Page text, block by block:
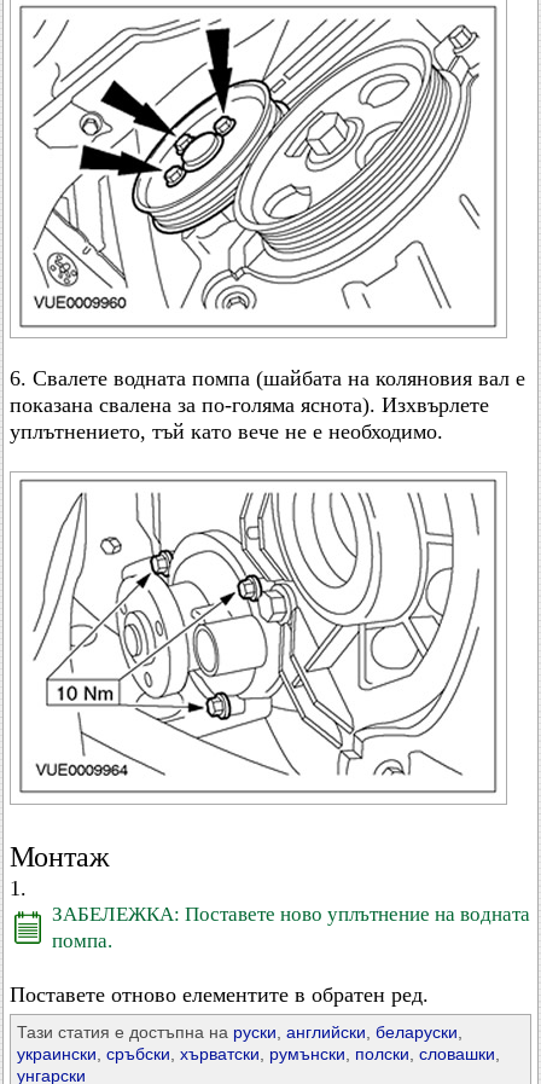
6. Свалете водната помпа (шайбата на коляновия вал е
показана свалена за по-голяма яснота). Изхвърлете
уплътнението, тъй като вече не е необходимо.
Монтаж
1.
ЗАБЕЛЕЖКА: Поставете ново уплътнение на водната
помпа.
Поставете отново елементите в обратен ред.
Тази статия е достъпна на руски английски беларуски
украински сръбски хърватски румънски полски словашки
унгарски